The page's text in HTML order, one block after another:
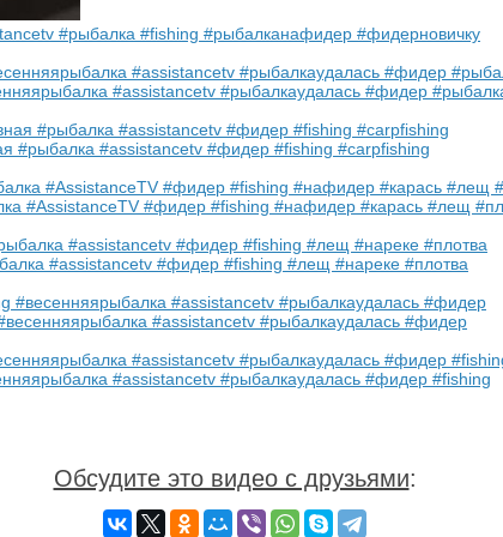
#рыбалка #fishing #рыбалканафидер #фидерновичку
#assistancetv #рыбалкаудалась #фидер
#рыбалка #assistancetv #фидер #fishing #carpfishing
#AssistanceTV #фидер #fishing #нафидер #карась #лещ
#assistancetv #фидер #fishing #лещ #нареке #плотва
#assistancetv #рыбалкаудалась #фидер
#assistancetv #рыбалкаудалась #фидер #fishing
Обсудите это видео с друзьями: